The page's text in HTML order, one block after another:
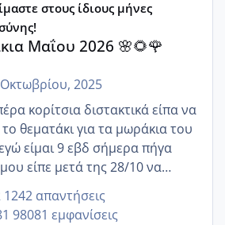
στους ίδιους μήνες
Μαΐου 2026 🌸🌻🌹
2025
κορίτσια διστακτικά είπα να
θεματάκι για τα μωράκια του
είπε μετά της 28/10 να
για την αυχενική είναι
κοπέλα να γεννάει Μάιο ;;
1242 απαντήσεις
98081 εμφανίσεις